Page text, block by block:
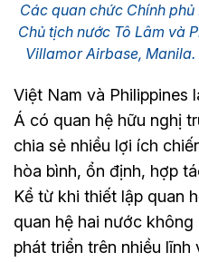
Các quan chức Chính
Chủ tịch nước Tô Lâm và
Villamor Airbase,
Việt Nam và Philippines
Á có quan hệ hữu nghị
chia sẻ nhiều lợi ích
hòa bình, ổn định, hợp
Kể từ khi thiết lập quan
quan hệ hai nước
phát triển trên nhiều